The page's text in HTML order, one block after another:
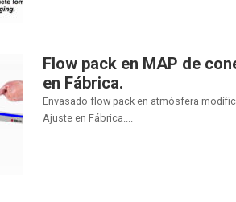
Flow pack en MAP de
en Fábrica.
Envasado flow pack en atmósfera
Ajuste en Fábrica....